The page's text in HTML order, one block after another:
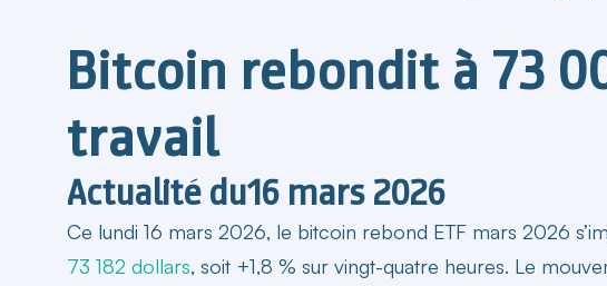
Bitcoin rebondit à 73
travail
Actualité du16 mars 2026
Ce lundi 16 mars 2026, le bitcoin rebond ETF mars 2026
73 182 dollars, soit +1,8 % sur vingt-quatre heures. Le